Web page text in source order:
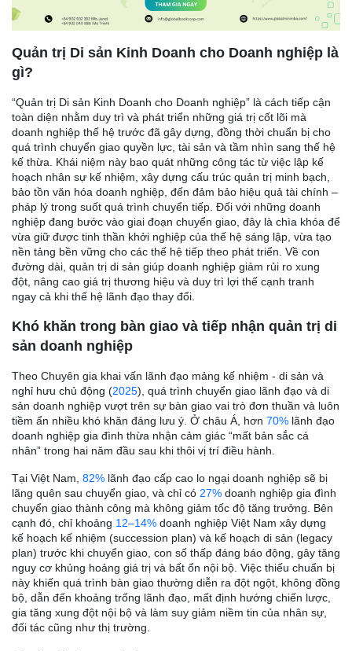
Quản trị Di sản Kinh Doanh cho Doanh nghiệp là
gì?
“Quản trị Di sản Kinh Doanh cho Doanh nghiệp” là cách tiếp cận
toàn diện nhằm duy trì và phát triển những giá trị cốt lõi mà
doanh nghiệp thế hệ trước đã gây dựng, đồng thời chuẩn bị cho
quá trình chuyển giao quyền lực, tài sản và tầm nhìn sang thế hệ
kế thừa. Khái niệm này bao quát những công tác từ việc lập kế
hoạch nhân sự kế nhiệm, xây dựng cấu trúc quản trị minh bạch,
bảo tồn văn hóa doanh nghiệp, đến đảm bảo hiệu quả tài chính –
pháp lý trong suốt quá trình chuyển tiếp. Đối với những doanh
nghiệp đang bước vào giai đoạn chuyển giao, đây là chìa khóa để
vừa giữ được tinh thần khởi nghiệp của thế hệ sáng lập, vừa tạo
nền tảng bền vững cho các thế hệ tiếp theo phát triển. Về con
đường dài, quản trị di sản giúp doanh nghiệp giảm rủi ro xung
đột, nâng cao giá trị thương hiệu và duy trì lợi thế cạnh tranh
ngay cả khi thế hệ lãnh đạo thay đổi.
Khó khăn trong bàn giao và tiếp nhận quản trị di
sản doanh nghiệp
Theo Chuyên gia khai vấn lãnh đạo mảng kế nhiệm - di sản và
nghỉ hưu chủ động (2025), quá trình chuyển giao lãnh đạo và di
sản doanh nghiệp vượt trên sự bàn giao vai trò đơn thuần và luôn
tiềm ẩn nhiều khó khăn đáng lưu ý. Ở châu Á, hơn 70% lãnh đạo
doanh nghiệp gia đình thừa nhận cảm giác “mất bản sắc cá
nhân” trong hai năm đầu sau khi thôi vị trí điều hành.
Tại Việt Nam, 82% lãnh đạo cấp cao lo ngại doanh nghiệp sẽ bị
lãng quên sau chuyển giao, và chỉ có 27% doanh nghiệp gia đình
chuyển giao thành công mà không giảm tốc độ tăng trưởng. Bên
cạnh đó, chỉ khoảng 12–14% doanh nghiệp Việt Nam xây dựng
kế hoạch kế nhiệm (succession plan) và kế hoạch di sản (legacy
plan) trước khi chuyển giao, con số thấp đáng báo động, gây tăng
nguy cơ khủng hoảng giá trị và bất ổn nội bộ. Việc thiếu chuẩn bị
này khiến quá trình bàn giao thường diễn ra đột ngột, không đồng
bộ, dẫn đến khoảng trống lãnh đạo, mất định hướng chiến lược,
gia tăng xung đột nội bộ và làm suy giảm niềm tin của nhân sự,
đối tác cũng như thị trường.